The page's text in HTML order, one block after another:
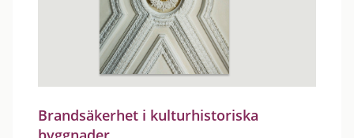
Brandsäkerhet i kulturhistoriska